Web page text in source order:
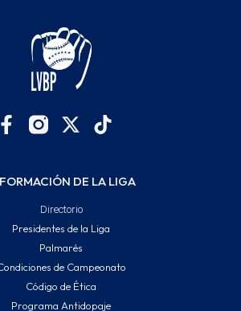
DE LA LIGA
Directorio
Presidentes de la Liga
Palmarés
de Campeonato
Código de Ética
Programa Antidopaje